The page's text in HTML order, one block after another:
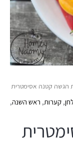
הגשה קטנה אסימטרית
, קערות, ראש השנה,